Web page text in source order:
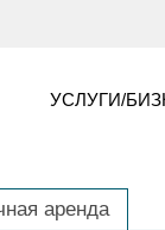
УСЛУГИ/
аренда